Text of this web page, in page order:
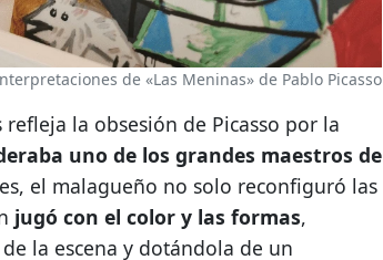
de «Las Meninas» de Pablo Picasso
la obsesión de Picasso por la
uno de los grandes maestros de
el malagueño no solo reconfiguró las
jugó con el color y las formas,
la escena y dotándola de un